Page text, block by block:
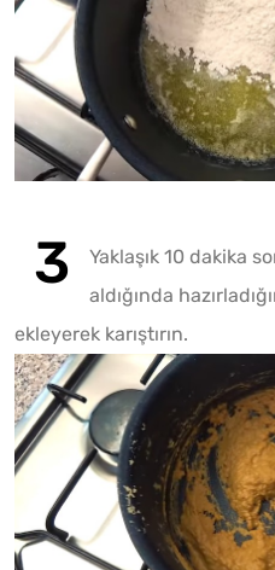
Play
Yaklaşık 10 dakika
aldığında
ekleyerek karıştırın.